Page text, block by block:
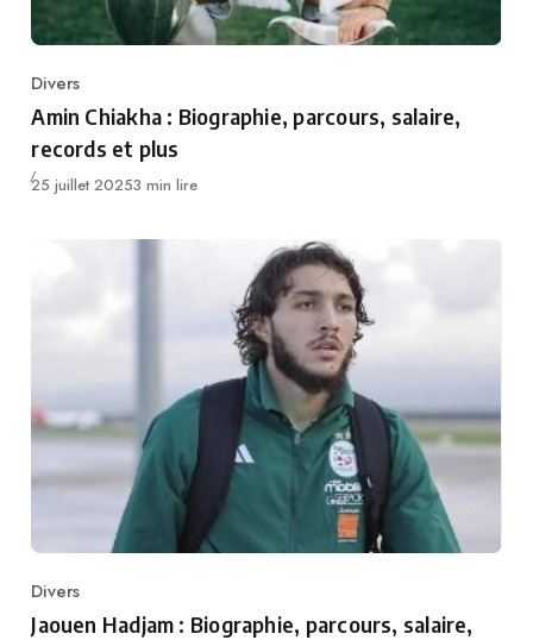
Category
Divers
Amin Chiakha : Biographie, parcours, salaire,
records et plus
Publié
25 juillet 20253 min lire
Category
Divers
Jaouen Hadjam : Biographie, parcours, salaire,